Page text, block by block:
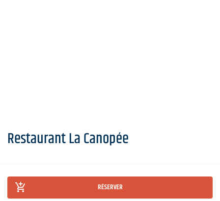
Restaurant La Canopée
RÉSERVER